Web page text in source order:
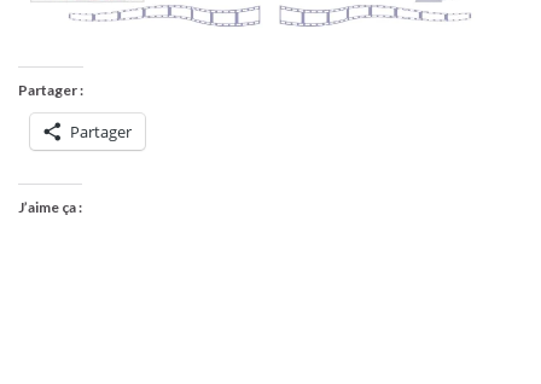
Partager :
Partager
J’aime ça :